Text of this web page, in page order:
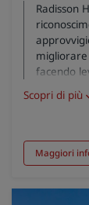
Radisson
migliorare
facendo
colloca
Scopri di più
Maggiori